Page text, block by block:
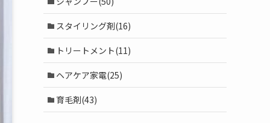
スタイリング剤(16)
トリートメント(11)
ヘアケア家電(25)
育毛剤(43)